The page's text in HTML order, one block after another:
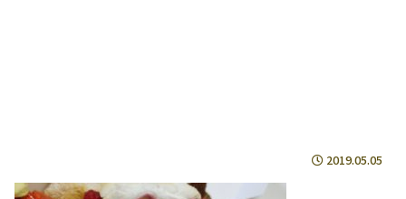
2019.05.05